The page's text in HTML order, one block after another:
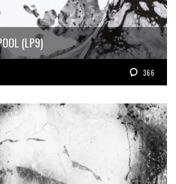
(LP9)
366